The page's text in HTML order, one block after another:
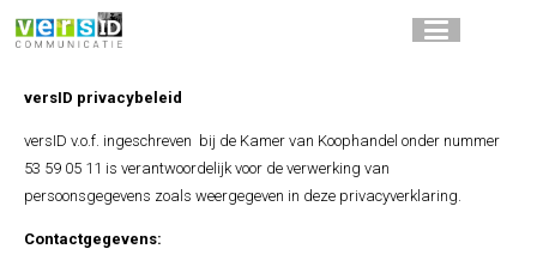
versID privacybeleid
versID v.o.f. ingeschreven bij de Kamer van Koophandel onder nummer
53 59 05 11 is verantwoordelijk voor de verwerking van
persoonsgegevens zoals weergegeven in deze privacyverklaring.
Contactgegevens: